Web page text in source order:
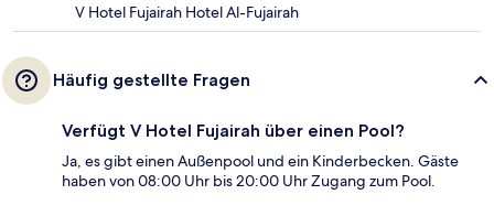
V Hotel Fujairah Hotel Al-Fujairah
Häufig gestellte Fragen
Verfügt V Hotel Fujairah über einen Pool?
Ja, es gibt einen Außenpool und ein Kinderbecken. Gäste
haben von 08:00 Uhr bis 20:00 Uhr Zugang zum Pool.